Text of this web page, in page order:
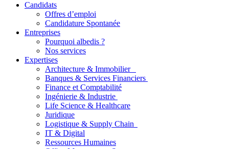
Candidats
Offres d’emploi
Candidature Spontanée
Entreprises
Pourquoi albedis ?
Nos services
Expertises
Architecture & Immobilier
Banques & Services Financiers
Finance et Comptabilité
Ingénierie & Industrie
Life Science & Healthcare
Juridique
Logistique & Supply Chain
IT & Digital
Ressources Humaines